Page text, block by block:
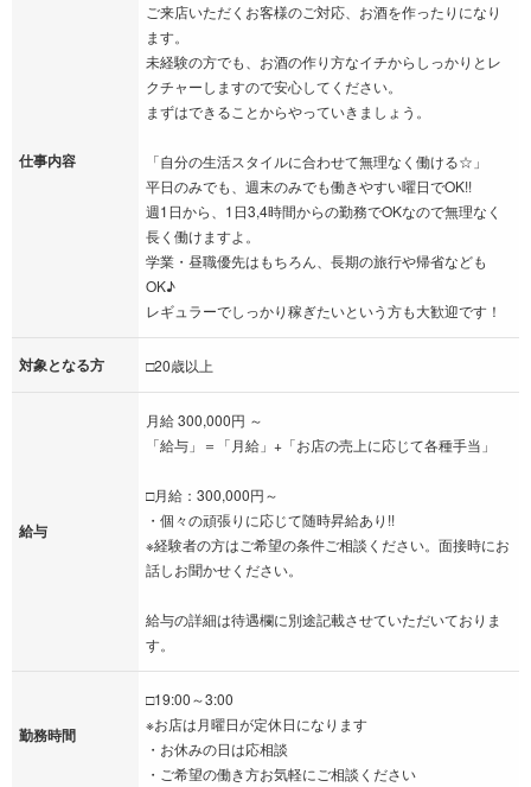
仕事内容
ご来店いただくお客様のご対応、お酒を作ったりになり
ます。
未経験の方でも、お酒の作り方なイチからしっかりとレ
クチャーしますので安心してください。
まずはできることからやっていきましょう。
「自分の生活スタイルに合わせて無理なく働ける☆」
平日のみでも、週末のみでも働きやすい曜日でOK!!
週1日から、1日3,4時間からの勤務でOKなので無理なく
長く働けますよ。
学業・昼職優先はもちろん、長期の旅行や帰省なども
OK♪
レギュラーでしっかり稼ぎたいという方も大歓迎です！
対象となる方 □20歳以上
給与
月給 300,000円 ～
「給与」＝「月給」+「お店の売上に応じて各種手当」
□月給：300,000円～
・個々の頑張りに応じて随時昇給あり!!
※経験者の方はご希望の条件ご相談ください。面接時にお
話しお聞かせください。
給与の詳細は待遇欄に別途記載させていただいておりま
す。
勤務時間
□19:00～3:00
※お店は月曜日が定休日になります
・お休みの日は応相談
・ご希望の働き方お気軽にご相談ください